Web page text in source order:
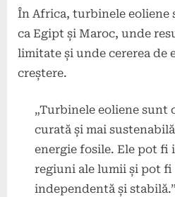
În Africa, turbinele
ca Egipt și Maroc, unde
limitate și unde cererea de
creștere.
„Turbinele eoliene sunt
curată și mai
energie fosile. Ele pot fi
regiuni ale lumii și pot fi
independentă și stabilă.”